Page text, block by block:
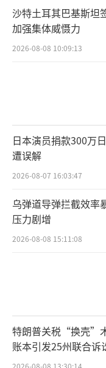
沙特土耳其巴基斯坦
加强集体威慑力
2026-08-08 10:09:13
日本演员捐款300万
遭误解
2026-08-07 16:03:47
乌弹道导弹拦截效率
压力剧增
2026-08-08 15:11:08
特朗普关税“换壳”
账本引发25州联合诉